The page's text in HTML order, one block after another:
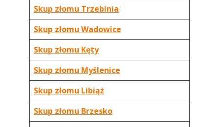
Skup złomu Trzebinia
Skup złomu Wadowice
Skup złomu Kęty
Skup złomu Myślenice
Skup złomu Libiąż
Skup złomu Brzesko